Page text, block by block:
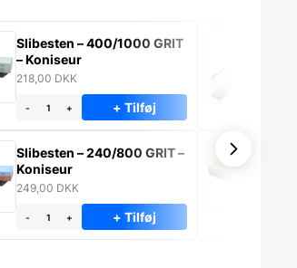
Slibesten – 400/1000 GRIT
– Koniseur
218,00 DKK
- + + Tilføj
Slibesten – 240/800 GRIT –
Koniseur
249,00 DKK
- + + Tilføj